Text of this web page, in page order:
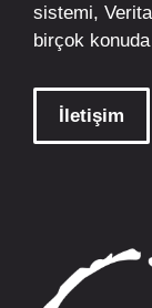
sistemi,
birçok
İletişim